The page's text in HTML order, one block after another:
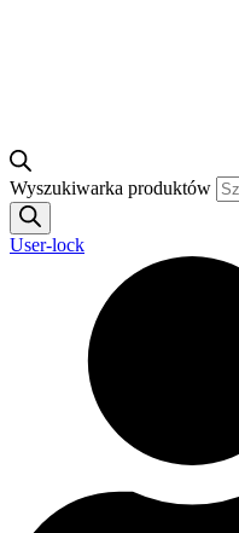
Wyszukiwarka produktów
User-lock